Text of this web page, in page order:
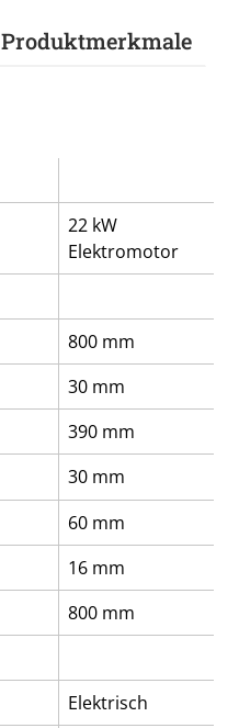
Produktmerkmale
22 kW
Elektromotor
800 mm
30 mm
390 mm
30 mm
60 mm
16 mm
800 mm
Elektrisch